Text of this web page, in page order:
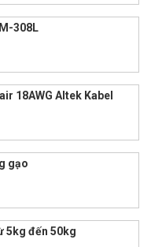
308L
18AWG Altek Kabel
gạo
5kg đến 50kg